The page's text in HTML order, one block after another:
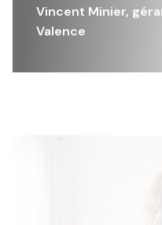
Vincent Minier,
Valence